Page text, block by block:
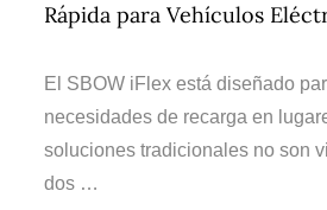
Rápida para Vehículos
El SBOW iFlex está diseñado
necesidades de recarga en
soluciones tradicionales no son
dos …